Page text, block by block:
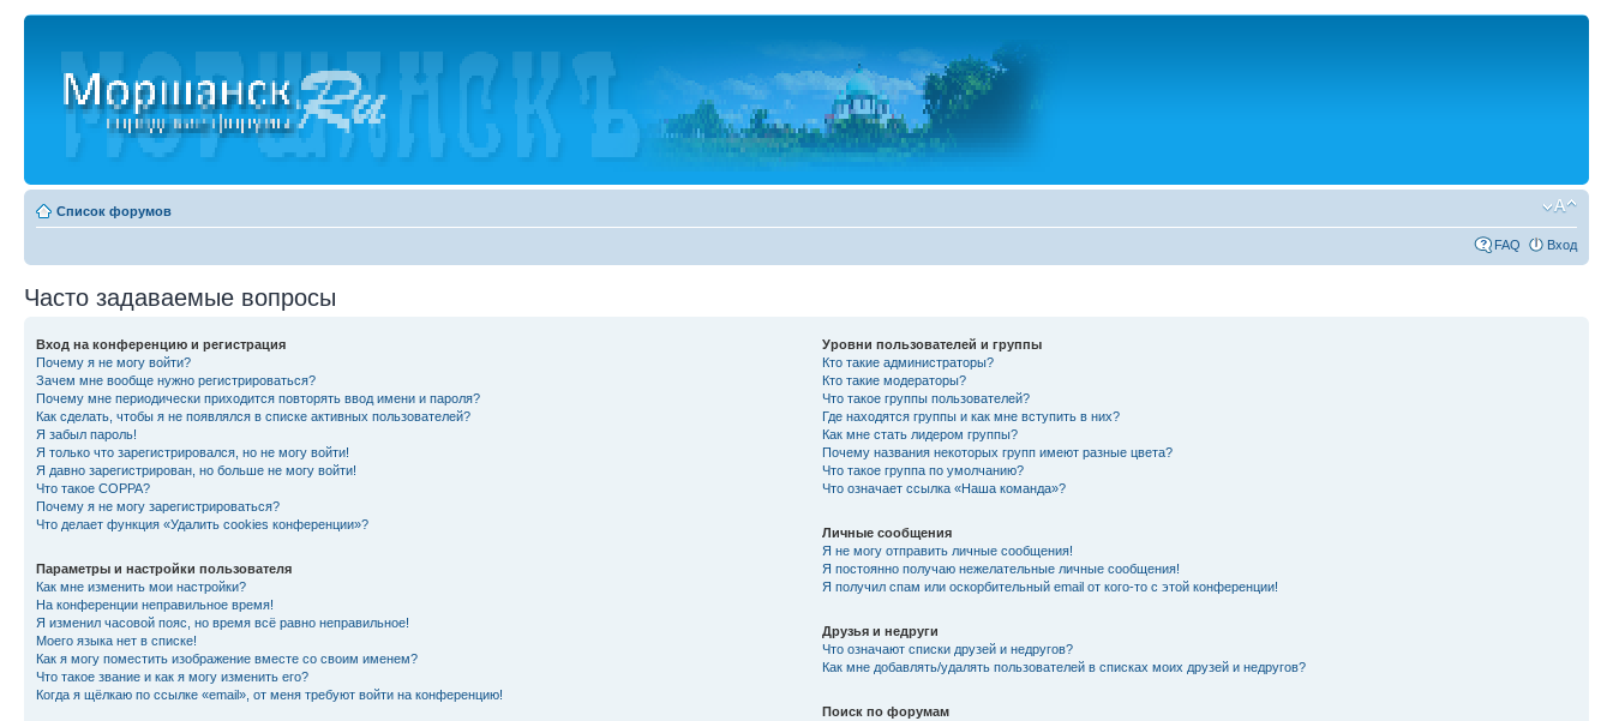
Список форумов
FAQ Вход
Часто задаваемые вопросы
Вход на конференцию и регистрация
Почему я не могу войти?
Зачем мне вообще нужно регистрироваться?
Почему мне периодически приходится повторять ввод имени и пароля?
Как сделать, чтобы я не появлялся в списке активных пользователей?
Я забыл пароль!
Я только что зарегистрировался, но не могу войти!
Я давно зарегистрирован, но больше не могу войти!
Что такое COPPA?
Почему я не могу зарегистрироваться?
Что делает функция «Удалить cookies конференции»?
Параметры и настройки пользователя
Как мне изменить мои настройки?
На конференции неправильное время!
Я изменил часовой пояс, но время всё равно неправильное!
Моего языка нет в списке!
Как я могу поместить изображение вместе со своим именем?
Что такое звание и как я могу изменить его?
Когда я щёлкаю по ссылке «email», от меня требуют войти на конференцию!
Уровни пользователей и группы
Кто такие администраторы?
Кто такие модераторы?
Что такое группы пользователей?
Где находятся группы и как мне вступить в них?
Как мне стать лидером группы?
Почему названия некоторых групп имеют разные цвета?
Что такое группа по умолчанию?
Что означает ссылка «Наша команда»?
Личные сообщения
Я не могу отправить личные сообщения!
Я постоянно получаю нежелательные личные сообщения!
Я получил спам или оскорбительный email от кого-то с этой конференции!
Друзья и недруги
Что означают списки друзей и недругов?
Как мне добавлять/удалять пользователей в списках моих друзей и недругов?
Поиск по форумам